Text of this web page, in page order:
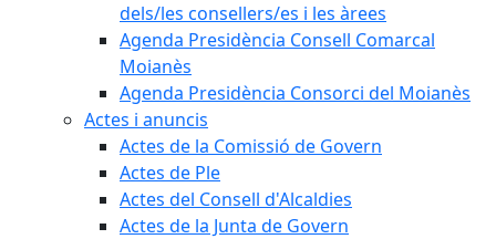
dels/les consellers/es i les àrees
Agenda Presidència Consell Comarcal
Moianès
Agenda Presidència Consorci del Moianès
Actes i anuncis
Actes de la Comissió de Govern
Actes de Ple
Actes del Consell d'Alcaldies
Actes de la Junta de Govern